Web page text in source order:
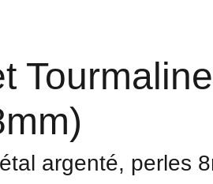
Tourmaline
argenté, perles